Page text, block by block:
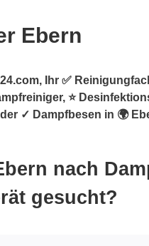
Ebern
Ihr ✅
⭐
✓ Dampfbesen in 🌍
nach
gesucht?